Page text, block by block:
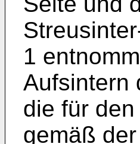
1
Aufsintern
die für
gemäß